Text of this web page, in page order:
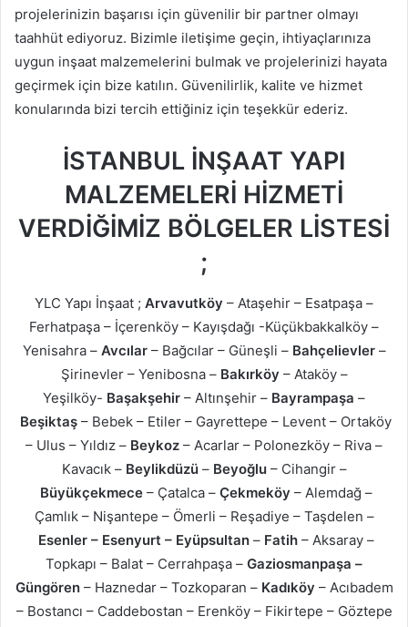
projelerinizin başarısı için güvenilir bir partner olmayı
taahhüt ediyoruz. Bizimle iletişime geçin, ihtiyaçlarınıza
uygun inşaat malzemelerini bulmak ve projelerinizi hayata
geçirmek için bize katılın. Güvenilirlik, kalite ve hizmet
konularında bizi tercih ettiğiniz için teşekkür ederiz.
İSTANBUL İNŞAAT YAPI
MALZEMELERİ HİZMETİ
VERDİĞİMİZ BÖLGELER LİSTESİ
;
YLC Yapı İnşaat ; Arvavutköy – Ataşehir – Esatpaşa –
Ferhatpaşa – İçerenköy – Kayışdağı -Küçükbakkalköy –
Yenisahra – Avcılar– Bağcılar – Güneşli – Bahçelievler–
Şirinevler – Yenibosna – Bakırköy – Ataköy –
Yeşilköy- Başakşehir – Altınşehir – Bayrampaşa –
Beşiktaş – Bebek – Etiler – Gayrettepe – Levent – Ortaköy
– Ulus – Yıldız – Beykoz – Acarlar – Polonezköy – Riva –
Kavacık –Beylikdüzü– Beyoğlu– Cihangir –
Büyükçekmece– Çatalca –Çekmeköy – Alemdağ –
Çamlık – Nişantepe – Ömerli – Reşadiye – Taşdelen –
Esenler – Esenyurt – Eyüpsultan– Fatih– Aksaray –
Topkapı – Balat – Cerrahpaşa – Gaziosmanpaşa –
Güngören– Haznedar – Tozkoparan – Kadıköy – Acıbadem
– Bostancı – Caddebostan – Erenköy – Fikirtepe – Göztepe